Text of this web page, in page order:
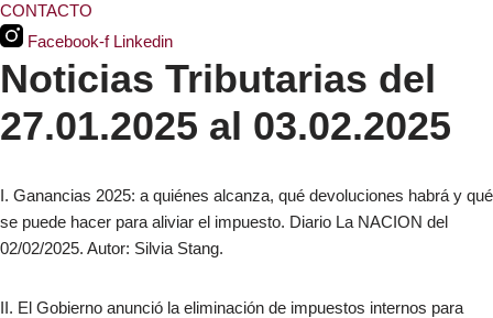
CONTACTO
Facebook-f Linkedin
Noticias Tributarias del
27.01.2025 al 03.02.2025
I. Ganancias 2025: a quiénes alcanza, qué devoluciones habrá y qué
se puede hacer para aliviar el impuesto. Diario La NACION del
02/02/2025. Autor: Silvia Stang.
II. El Gobierno anunció la eliminación de impuestos internos para